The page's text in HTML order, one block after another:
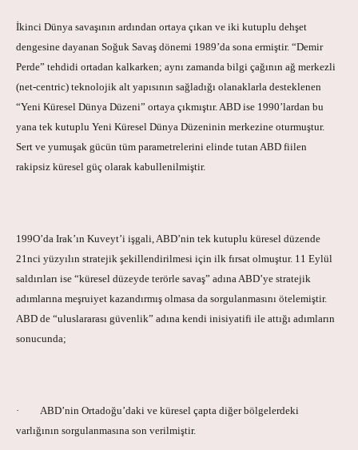
İkinci Dünya savaşının ardından ortaya çıkan ve iki kutuplu dehşet
dengesine dayanan Soğuk Savaş dönemi 1989’da sona ermiştir. “Demir
Perde” tehdidi ortadan kalkarken; aynı zamanda bilgi çağının ağ merkezli
(net-centric) teknolojik alt yapısının sağladığı olanaklarla desteklenen
“Yeni Küresel Dünya Düzeni” ortaya çıkmıştır. ABD ise 1990’lardan bu
yana tek kutuplu Yeni Küresel Dünya Düzeninin merkezine oturmuştur.
Sert ve yumuşak gücün tüm parametrelerini elinde tutan ABD fiilen
rakipsiz küresel güç olarak kabullenilmiştir.
199O’da Irak’ın Kuveyt’i işgali, ABD’nin tek kutuplu küresel düzende
21nci yüzyılın stratejik şekillendirilmesi için ilk fırsat olmuştur. 11 Eylül
saldırıları ise “küresel düzeyde terörle savaş” adına ABD’ye stratejik
adımlarına meşruiyet kazandırmış olmasa da sorgulanmasını ötelemiştir.
ABD de “uluslararası güvenlik” adına kendi inisiyatifi ile attığı adımların
sonucunda;
· ABD’nin Ortadoğu’daki ve küresel çapta diğer bölgelerdeki
varlığının sorgulanmasına son verilmiştir.